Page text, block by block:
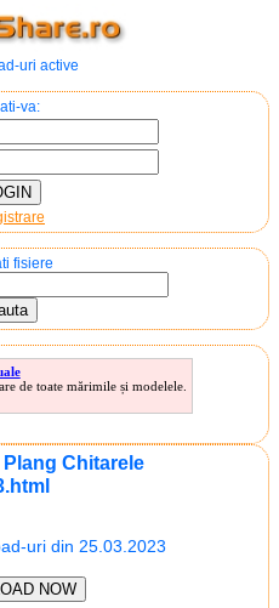
uri active
va:
fisiere
de toate mărimile și modelele.
Chitarele
uri din 25.03.2023